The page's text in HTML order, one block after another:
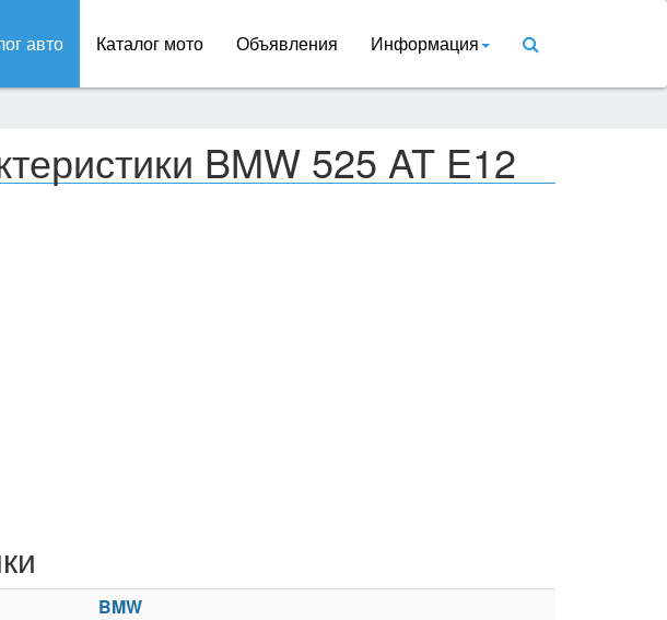
авто Каталог мото Объявления Информация
BMW 525 AT E12
BMW